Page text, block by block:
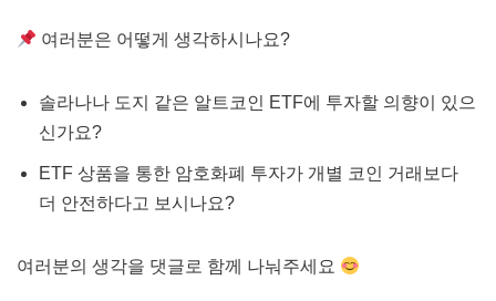
여러분은 어떻게 생각하시나요?
솔라나나 도지 같은 알트코인 ETF에 투자할 의향이 있으
신가요?
ETF 상품을 통한 암호화폐 투자가 개별 코인 거래보다
더 안전하다고 보시나요?
여러분의 생각을 댓글로 함께 나눠주세요